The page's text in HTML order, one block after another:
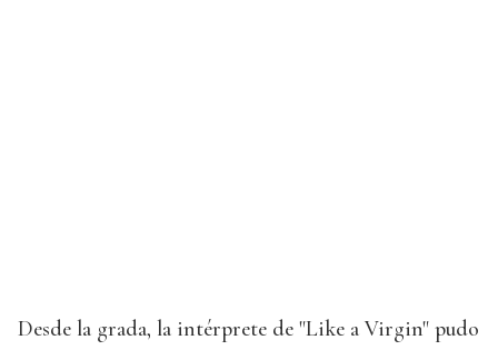
Desde la grada, la intérprete de "Like a Virgin" pudo